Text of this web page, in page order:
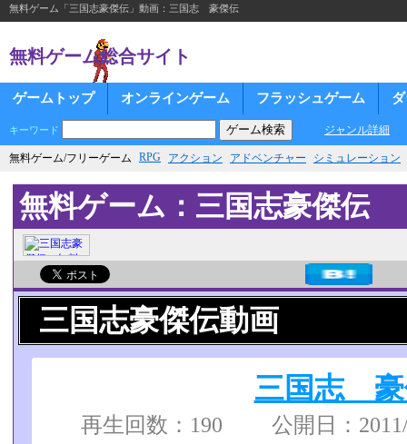
無料ゲーム「三国志豪傑伝」動画：三国志 豪傑伝
無料ゲーム総合サイト
ゲームトップ オンラインゲーム フラッシュゲーム
キーワード ジャンル詳細
無料ゲーム/フリーゲーム RPG アクション アドベンチャー シミュレーション
無料ゲーム：三国志豪傑伝
三国志豪傑伝動画
三国志 豪
再生回数：190 公開日：